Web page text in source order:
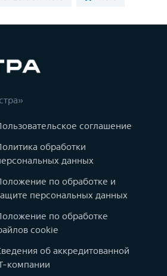
соглашение
обработки
данных
по обработке и
персональных данных
по обработке
cookie
об аккредитованной
компании